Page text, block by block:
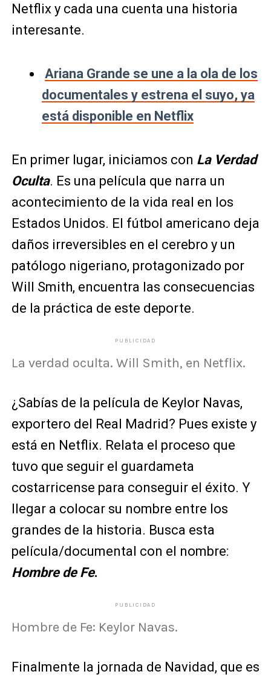
Netflix y cada una cuenta una historia
interesante.
Ariana Grande se une a la ola de los
documentales y estrena el suyo, ya
está disponible en Netflix
En primer lugar, iniciamos con La Verdad
Oculta. Es una película que narra un
acontecimiento de la vida real en los
Estados Unidos. El fútbol americano deja
daños irreversibles en el cerebro y un
patólogo nigeriano, protagonizado por
Will Smith, encuentra las consecuencias
de la práctica de este deporte.
PUBLICIDAD
La verdad oculta. Will Smith, en Netflix.
¿Sabías de la película de Keylor Navas,
exportero del Real Madrid? Pues existe y
está en Netflix. Relata el proceso que
tuvo que seguir el guardameta
costarricense para conseguir el éxito. Y
llegar a colocar su nombre entre los
grandes de la historia. Busca esta
película/documental con el nombre:
Hombre de Fe.
PUBLICIDAD
Hombre de Fe: Keylor Navas.
Finalmente la jornada de Navidad, que es